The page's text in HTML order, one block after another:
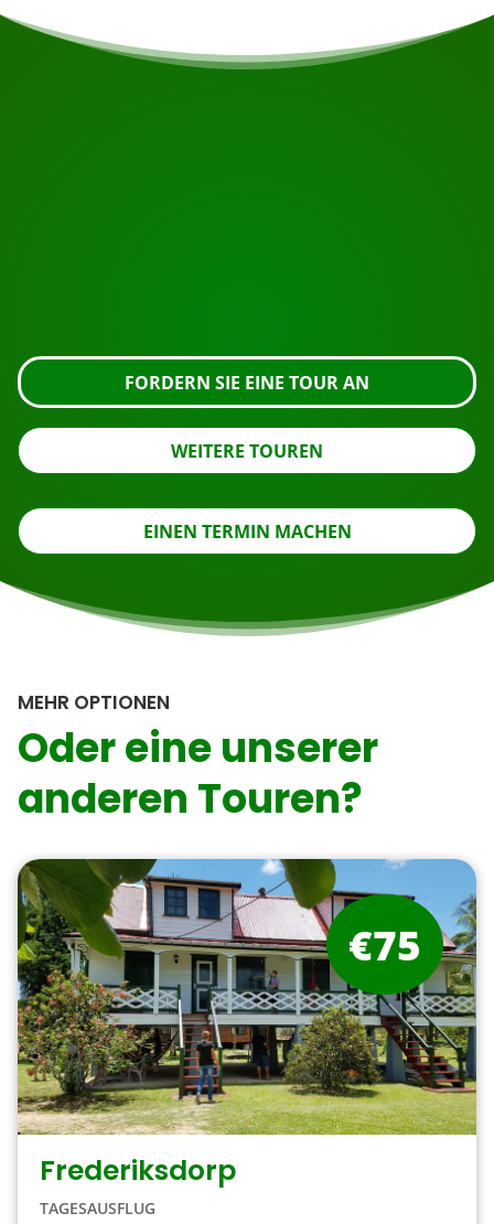
FORDERN SIE EINE TOUR AN
WEITERE TOUREN
EINEN TERMIN MACHEN
MEHR OPTIONEN
Oder eine unserer
anderen Touren?
Frederiksdorp
TAGESAUSFLUG
€75